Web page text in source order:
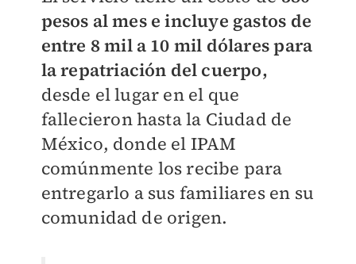
pesos al mes e incluye gastos de
entre 8 mil a 10 mil dólares para
la repatriación del cuerpo,
desde el lugar en el que
fallecieron hasta la Ciudad de
México, donde el IPAM
comúnmente los recibe para
entregarlo a sus familiares en su
comunidad de origen.